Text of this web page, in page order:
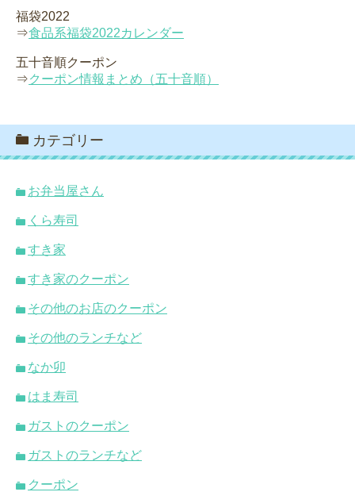
福袋2022
⇒食品系福袋2022カレンダー
五十音順クーポン
⇒クーポン情報まとめ（五十音順）
カテゴリー
お弁当屋さん
くら寿司
すき家
すき家のクーポン
その他のお店のクーポン
その他のランチなど
なか卯
はま寿司
ガストのクーポン
ガストのランチなど
クーポン